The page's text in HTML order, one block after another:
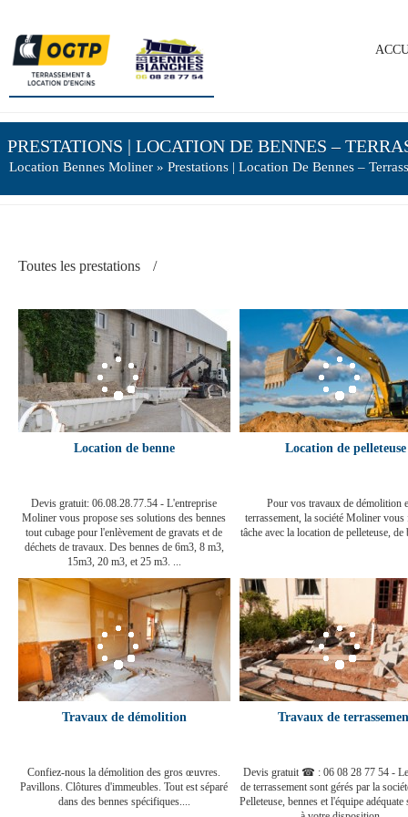
PRESTATIONS | LOCATION DE BENNES –
Location Bennes Moliner » Prestations | Location De Bennes –
Toutes les prestations /
Location de benne
Devis gratuit: 06.08.28.77.54 - L'entreprise
Moliner vous propose ses solutions des bennes
tout cubage pour l'enlèvement de gravats et de
déchets de travaux. Des bennes de 6m3, 8 m3,
15m3, 20 m3, et 25 m3. ...
Location de pelleteuse
Pour vos travaux de démolition
terrassement, la société Moliner
tâche avec la location de pelleteuse, de
Travaux de démolition
Confiez-nous la démolition des gros œuvres.
Pavillons. Clôtures d'immeubles. Tout est séparé
dans des bennes spécifiques....
Travaux de
Devis gratuit ☎ : 06 08 28 77 54 -
de terrassement sont gérés par la
Pelleteuse, bennes et l'équipe adéquate